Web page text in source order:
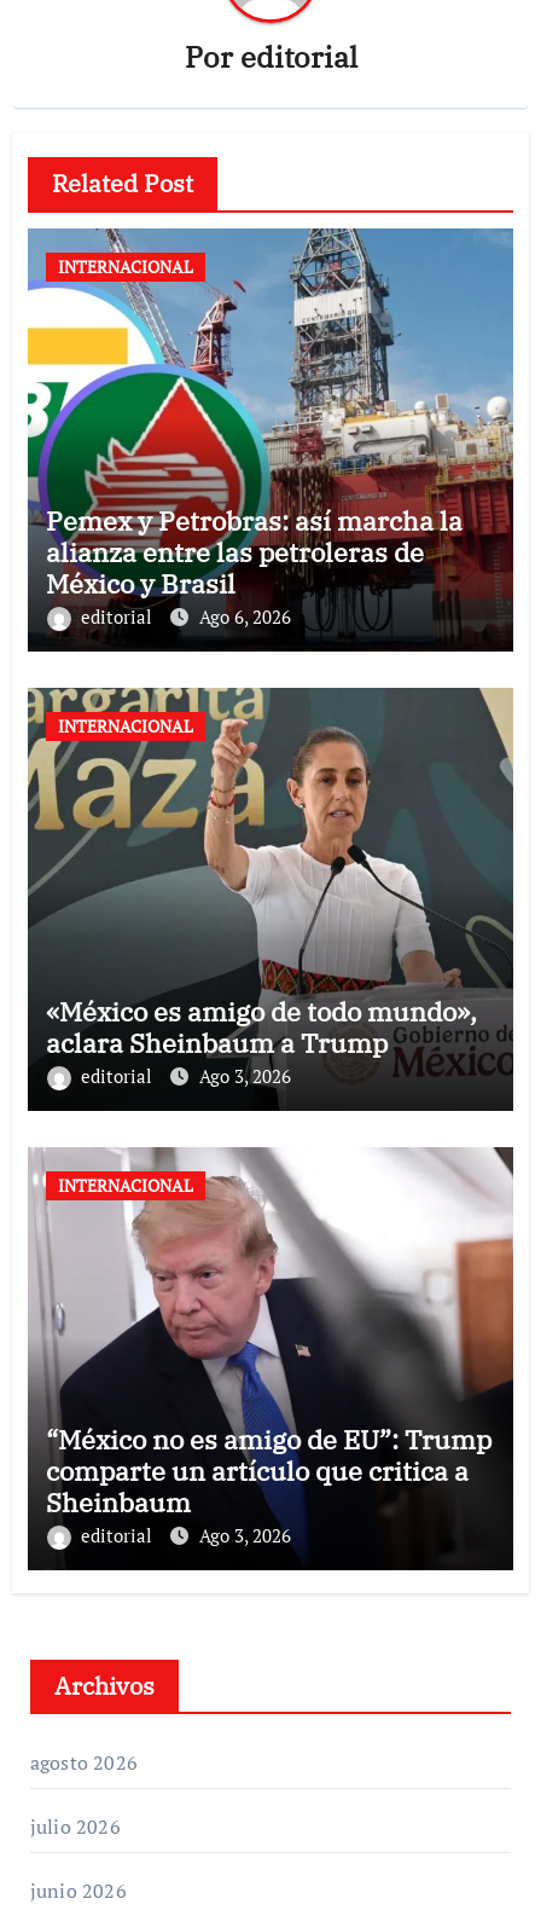
Poreditorial
Related Post
INTERNACIONAL
Pemex y Petrobras: así marcha la
alianza entre las petroleras de
México y Brasil
editorial Ago 6, 2026
INTERNACIONAL
«México es amigo de todo mundo»,
aclara Sheinbaum a Trump
editorial Ago 3, 2026
INTERNACIONAL
“México no es amigo de EU”: Trump
comparte un artículo que critica a
Sheinbaum
editorial Ago 3, 2026
Archivos
agosto 2026
julio 2026
junio 2026